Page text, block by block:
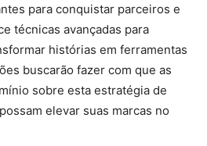
para conquistar parceiros e
técnicas avançadas para
histórias em ferramentas
buscarão fazer com que as
sobre esta estratégia de
elevar suas marcas no